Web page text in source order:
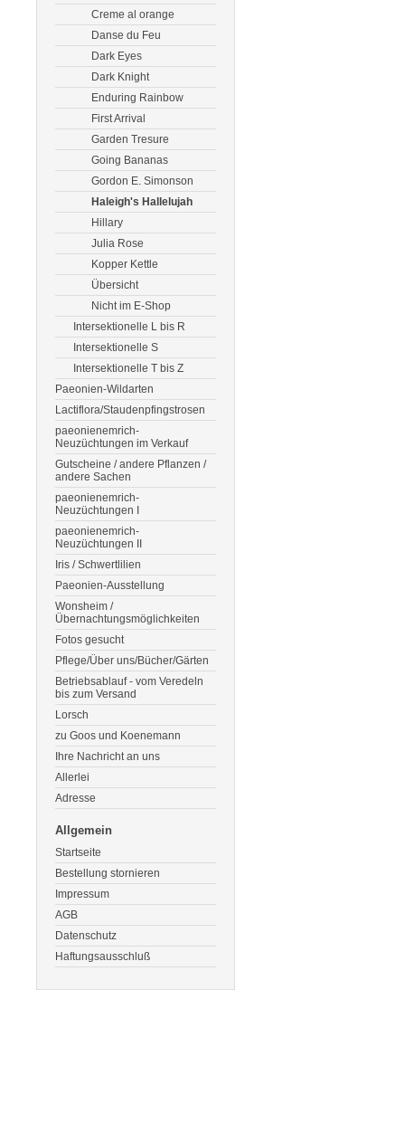
Creme al orange
Danse du Feu
Dark Eyes
Dark Knight
Enduring Rainbow
First Arrival
Garden Tresure
Going Bananas
Gordon E. Simonson
Haleigh's Hallelujah
Hillary
Julia Rose
Kopper Kettle
Übersicht
Nicht im E-Shop
Intersektionelle L bis R
Intersektionelle S
Intersektionelle T bis Z
Paeonien-Wildarten
Lactiflora/Staudenpfingstrosen
paeonienemrich-
Neuzüchtungen im Verkauf
Gutscheine / andere Pflanzen /
andere Sachen
paeonienemrich-
Neuzüchtungen I
paeonienemrich-
Neuzüchtungen II
Iris / Schwertlilien
Paeonien-Ausstellung
Wonsheim /
Übernachtungsmöglichkeiten
Fotos gesucht
Pflege/Über uns/Bücher/Gärten
Betriebsablauf - vom Veredeln
bis zum Versand
Lorsch
zu Goos und Koenemann
Ihre Nachricht an uns
Allerlei
Adresse
Allgemein
Startseite
Bestellung stornieren
Impressum
AGB
Datenschutz
Haftungsausschluß